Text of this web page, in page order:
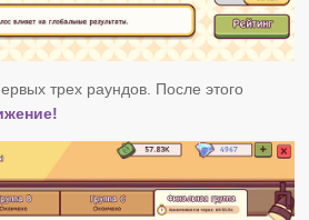
трех раундов. После этого